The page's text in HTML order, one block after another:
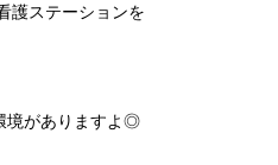
護ステーションを
境がありますよ◎